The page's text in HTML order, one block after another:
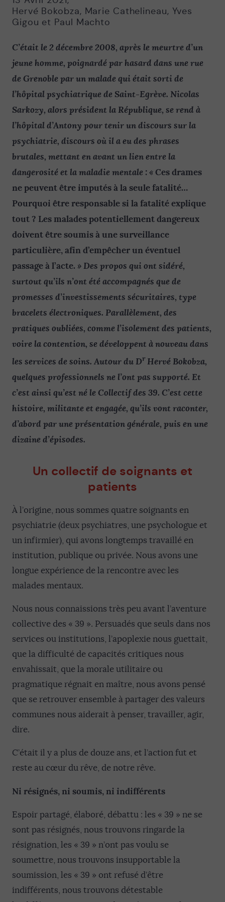
Hervé Bokobza, Marie Cathelineau, Yves
Gigou et Paul Machto
C’était le 2 décembre 2008, après le meurtre d’un
jeune homme, poignardé par hasard dans une rue
de Grenoble par un malade qui était sorti de
l’hôpital psychiatrique de Saint-Egrève. Nicolas
Sarkozy, alors président la République, se rend à
l’hôpital d’Antony pour tenir un discours sur la
psychiatrie, discours où il a eu des phrases
brutales, mettant en avant un lien entre la
dangerosité et la maladie mentale : «Ces drames
ne peuvent être imputés à la seule fatalité…
Pourquoi être responsable si la fatalité explique
tout ? Les malades potentiellement dangereux
doivent être soumis à une surveillance
particulière, afin d’empêcher un éventuel
passage à l’acte. » Des propos qui ont sidéré,
surtout qu’ils n’ont été accompagnés que de
promesses d’investissements sécuritaires, type
bracelets électroniques. Parallèlement, des
pratiques oubliées, comme l’isolement des patients,
voire la contention, se développent à nouveau dans
les services de soins. Autour du Dr Hervé Bokobza,
quelques professionnels ne l’ont pas supporté. Et
c’est ainsi qu’est né le Collectif des 39. C’est cette
histoire, militante et engagée, qu’ils vont raconter,
d’abord par une présentation générale, puis en une
dizaine d’épisodes.
Un collectif de soignants et
patients
À l’origine, nous sommes quatre soignants en
psychiatrie (deux psychiatres, une psychologue et
un infirmier), qui avons longtemps travaillé en
institution, publique ou privée. Nous avons une
longue expérience de la rencontre avec les
malades mentaux.
Nous nous connaissions très peu avant l’aventure
collective des « 39 ». Persuadés que seuls dans nos
services ou institutions, l’apoplexie nous guettait,
que la difficulté de capacités critiques nous
envahissait, que la morale utilitaire ou
pragmatique régnait en maître, nous avons pensé
que se retrouver ensemble à partager des valeurs
communes nous aiderait à penser, travailler, agir,
dire.
C’était il y a plus de douze ans, et l’action fut et
reste au cœur du rêve, de notre rêve.
Ni résignés, ni soumis, ni indifférents
Espoir partagé, élaboré, débattu : les « 39 » ne se
sont pas résignés, nous trouvons ringarde la
résignation, les « 39 » n’ont pas voulu se
soumettre, nous trouvons insupportable la
soumission, les « 39 » ont refusé d’être
indifférents, nous trouvons détestable